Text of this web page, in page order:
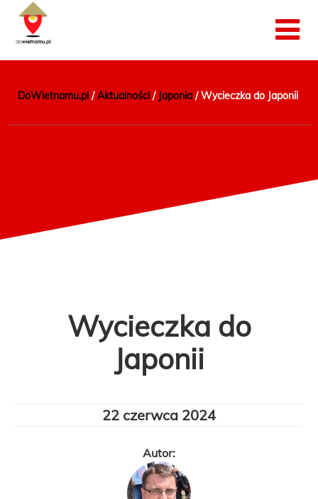
DoWietnamu.pl /Aktualności / Japonia /Wycieczka do Japonii
Wycieczka do
Japonii
22 czerwca 2024
Autor: